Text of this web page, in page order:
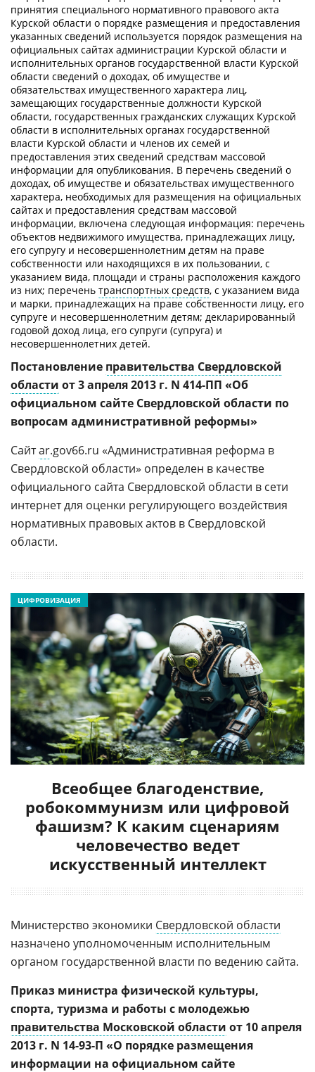
принятия специального нормативного правового акта
Курской области о порядке размещения и предоставления
указанных сведений используется порядок размещения на
официальных сайтах администрации Курской области и
исполнительных органов государственной власти Курской
области сведений о доходах, об имуществе и
обязательствах имущественного характера лиц,
замещающих государственные должности Курской
области, государственных гражданских служащих Курской
области в исполнительных органах государственной
власти Курской области и членов их семей и
предоставления этих сведений средствам массовой
информации для опубликования. В перечень сведений о
доходах, об имуществе и обязательствах имущественного
характера, необходимых для размещения на официальных
сайтах и предоставления средствам массовой
информации, включена следующая информация: перечень
объектов недвижимого имущества, принадлежащих лицу,
его супругу и несовершеннолетним детям на праве
собственности или находящихся в их пользовании, с
указанием вида, площади и страны расположения каждого
из них; перечень транспортных средств, с указанием вида
и марки, принадлежащих на праве собственности лицу, его
супруге и несовершеннолетним детям; декларированный
годовой доход лица, его супруги (супруга) и
несовершеннолетних детей.
Постановление правительства Свердловской
области от 3 апреля 2013 г. N 414-ПП «Об
официальном сайте Свердловской области по
вопросам административной реформы»
Сайтar.gov66.ru «Административная реформа в
Свердловской области» определен в качестве
официального сайта Свердловской области в сети
интернет для оценки регулирующего воздействия
нормативных правовых актов в Свердловской
области.
Всеобщее благоденствие,
робокоммунизм или цифровой
фашизм? К каким сценариям
человечество ведет
искусственный интеллект
ЦИФРОВИЗАЦИЯ
Министерство экономики Свердловской области
назначено уполномоченным исполнительным
органом государственной власти по ведению сайта.
Приказ министра физической культуры,
спорта, туризма и работы с молодежью
правительства Московской области от 10 апреля
2013 г. N 14-93-П «О порядке размещения
информации на официальном сайте